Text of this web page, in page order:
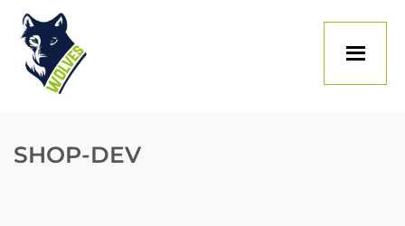
Skip
content
SHOP-DEV